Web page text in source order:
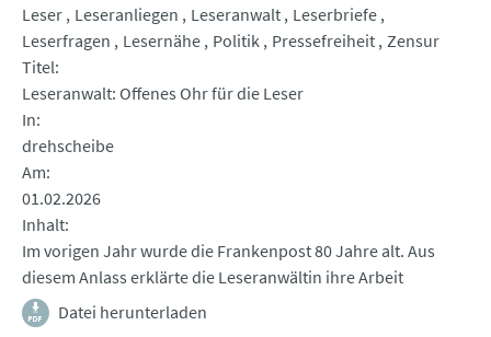
Leser Leseranliegen Leseranwalt Leserbriefe
Leserfragen
Lesernähe Politik Pressefreiheit Zensur
Titel
Leseranwalt: Offenes Ohr für die Leser
In
drehscheibe
Am
01.02.2026
Inhalt
Im vorigen Jahr wurde die Frankenpost 80 Jahre alt. Aus
diesem Anlass erklärte die Leseranwältin ihre Arbeit
Datei herunterladen